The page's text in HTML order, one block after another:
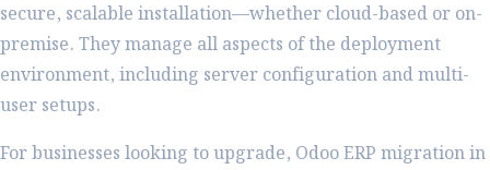
secure, scalable installation—whether cloud-based or on-
premise. They manage all aspects of the deployment
environment, including server configuration and multi-
user setups.
For businesses looking to upgrade, Odoo ERP migration in